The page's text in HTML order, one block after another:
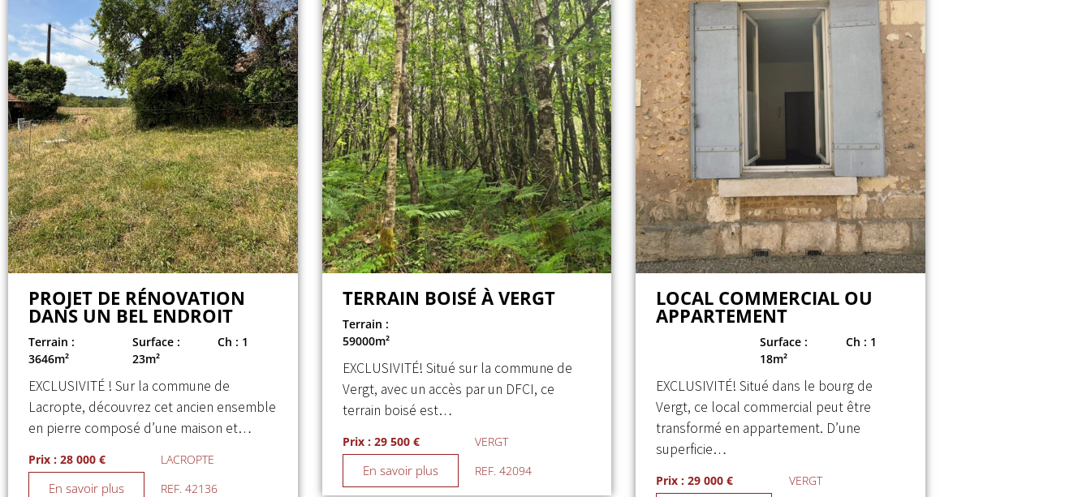
PROJET DE RÉNOVATION
DANS UN BEL ENDROIT
Terrain :
3646m²
Surface :
23m²
Ch : 1
EXCLUSIVITÉ ! Sur la commune de
Lacropte, découvrez cet ancien ensemble
en pierre composé d’une maison et…
Prix : 28 000 € LACROPTE
En savoir plus REF. 42136
TERRAIN BOISÉ À VERGT
Terrain :
59000m²
EXCLUSIVITÉ! Situé sur la commune de
Vergt, avec un accès par un DFCI, ce
terrain boisé est…
Prix : 29 500 € VERGT
En savoir plus REF. 42094
LOCAL COMMERCIAL OU
APPARTEMENT
Surface :
18m²
Ch : 1
EXCLUSIVITÉ! Situé dans le bourg de
Vergt, ce local commercial peut être
transformé en appartement. D’une
superficie…
Prix : 29 000 € VERGT